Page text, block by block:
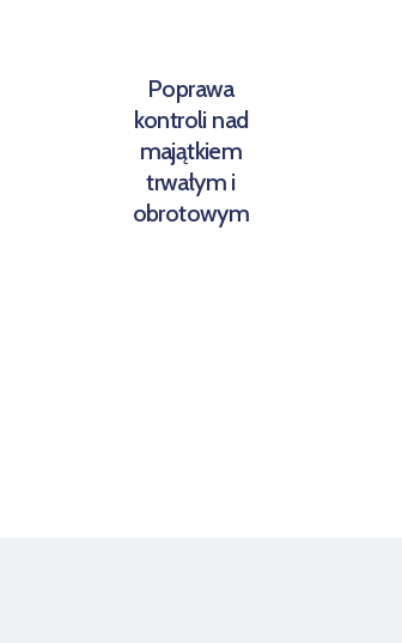
Poprawa
kontroli nad
majątkiem
trwałym i
obrotowym